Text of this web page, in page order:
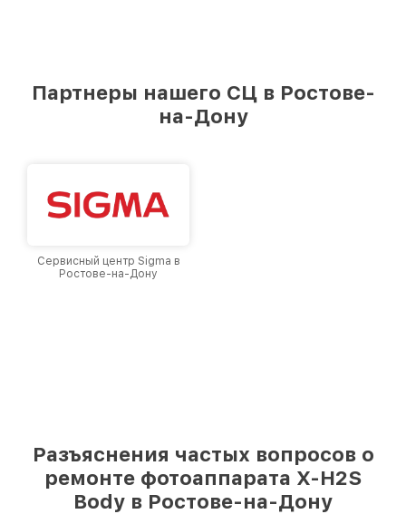
Партнеры нашего СЦ в Ростове-
на-Дону
Сервисный центр Sigma в
Ростове-на-Дону
Разъяснения частых вопросов о
ремонте фотоаппарата X-H2S
Body в Ростове-на-Дону